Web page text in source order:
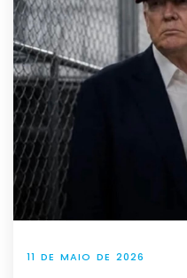
11 DE MAIO DE 2026